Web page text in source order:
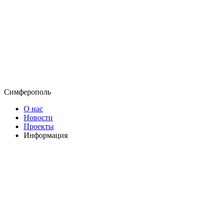
Симферополь
О нас
Новости
Проекты
Информация